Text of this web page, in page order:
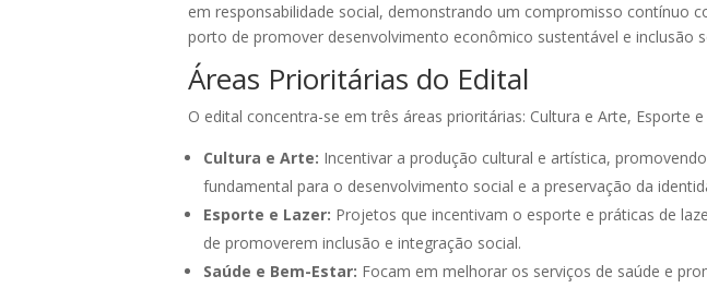
em responsabilidade social, demonstrando um compromisso contínuo
porto de promover desenvolvimento econômico sustentável e inclusão
Áreas Prioritárias do Edital
O edital concentra-se em três áreas prioritárias: Cultura e Arte, Esporte
Cultura e Arte: Incentivar a produção cultural e artística,
fundamental para o desenvolvimento social e a preservação da
Esporte e Lazer: Projetos que incentivam o esporte e práticas de
de promoverem inclusão e integração social.
Saúde e Bem-Estar: Focam em melhorar os serviços de saúde e